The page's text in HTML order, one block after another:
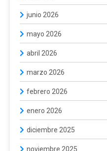
junio 2026
mayo 2026
abril 2026
marzo 2026
febrero 2026
enero 2026
diciembre 2025
noviembre 2025